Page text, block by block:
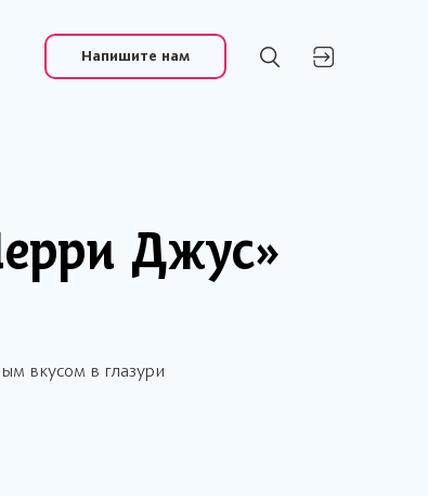
Напишите нам
Джус»
вкусом в глазури